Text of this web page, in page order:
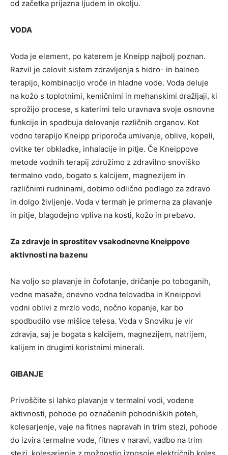
od začetka prijazna ljudem in okolju.
VODA
Voda je element, po katerem je Kneipp najbolj poznan.
Razvil je celovit sistem zdravljenja s hidro- in balneo
terapijo, kombinacijo vroče in hladne vode. Voda deluje
na kožo s toplotnimi, kemičnimi in mehanskimi dražljaji, ki
sprožijo procese, s katerimi telo uravnava svoje osnovne
funkcije in spodbuja delovanje različnih organov. Kot
vodno terapijo Kneipp priporoča umivanje, oblive, kopeli,
ovitke ter obkladke, inhalacije in pitje. Če Kneippove
metode vodnih terapij združimo z zdravilno snoviško
termalno vodo, bogato s kalcijem, magnezijem in
različnimi rudninami, dobimo odlično podlago za zdravo
in dolgo življenje. Voda v termah je primerna za plavanje
in pitje, blagodejno vpliva na kosti, kožo in prebavo.
Za zdravje in sprostitev vsakodnevne Kneippove
aktivnosti na bazenu
Na voljo so plavanje in čofotanje, dričanje po toboganih,
vodne masaže, dnevno vodna telovadba in Kneippovi
vodni oblivi z mrzlo vodo, nočno kopanje, kar bo
spodbudilo vse mišice telesa. Voda v Snoviku je vir
zdravja, saj je bogata s kalcijem, magnezijem, natrijem,
kalijem in drugimi koristnimi minerali.
GIBANJE
Privoščite si lahko plavanje v termalni vodi, vodene
aktivnosti, pohode po označenih pohodniških poteh,
kolesarjenje, vaje na fitnes napravah in trim stezi, pohode
do izvira termalne vode, fitnes v naravi, vadbo na trim